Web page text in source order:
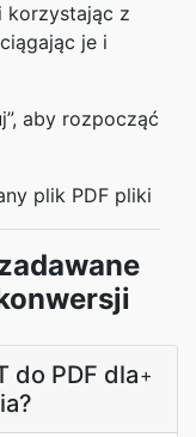
korzystając z
je i
aby rozpocząć
plik PDF pliki
do PDF dla+